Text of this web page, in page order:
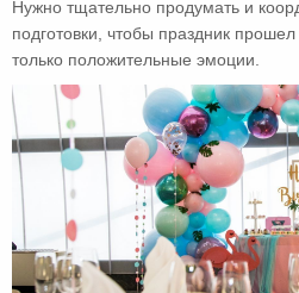
Нужно тщательно продумать и
подготовки, чтобы праздник
только положительные эмоции.